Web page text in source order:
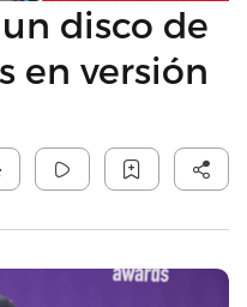
disco de
en versión